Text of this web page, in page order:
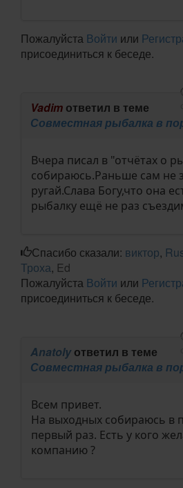
Пожалуйста Войти или
присоединиться к беседе.
Vadim ответил в теме
Совместная рыбалка в
Вчера писал в "отчётах о
собираюсь.Раньше сам не
ругай.Слава Богу,что она
рыбалку ещё не раз
Спасибо сказали: виктор,
Троха, Ed
Пожалуйста Войти или
присоединиться к беседе.
Anatoly ответил в теме
Совместная рыбалка в
Всем привет.
На выходных собираюсь в
первый раз. Есть у кого
компанию ?